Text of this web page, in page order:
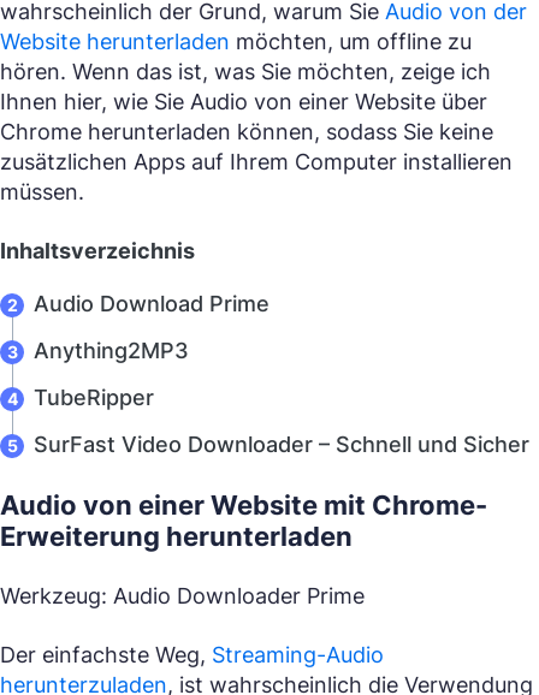
wahrscheinlich der Grund, warum Sie Audio von der
Website herunterladen möchten, um offline zu
hören. Wenn das ist, was Sie möchten, zeige ich
Ihnen hier, wie Sie Audio von einer Website über
Chrome herunterladen können, sodass Sie keine
zusätzlichen Apps auf Ihrem Computer installieren
müssen.
Inhaltsverzeichnis
Audio Download Prime
Anything2MP3
TubeRipper
SurFast Video Downloader – Schnell und Sicher
Audio von einer Website mit Chrome-
Erweiterung herunterladen
Werkzeug: Audio Downloader Prime
Der einfachste Weg, Streaming-Audio
herunterzuladen, ist wahrscheinlich die Verwendung